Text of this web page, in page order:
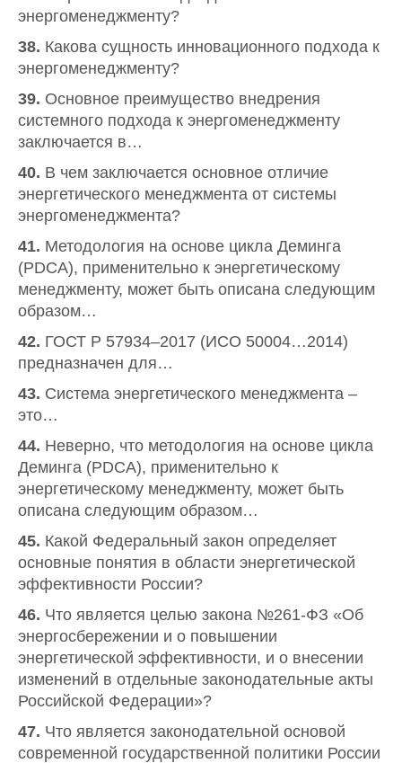
энергоменеджменту?
38. Какова сущность инновационного подхода к
энергоменеджменту?
39. Основное преимущество внедрения
системного подхода к энергоменеджменту
заключается в…
40. В чем заключается основное отличие
энергетического менеджмента от системы
энергоменеджмента?
41. Методология на основе цикла Деминга
(PDCA), применительно к энергетическому
менеджменту, может быть описана следующим
образом…
42. ГОСТ Р 57934–2017 (ИСО 50004…2014)
предназначен для…
43. Система энергетического менеджмента –
это…
44. Неверно, что методология на основе цикла
Деминга (PDCA), применительно к
энергетическому менеджменту, может быть
описана следующим образом…
45. Какой Федеральный закон определяет
основные понятия в области энергетической
эффективности России?
46. Что является целью закона №261-ФЗ «Об
энергосбережении и о повышении
энергетической эффективности, и о внесении
изменений в отдельные законодательные акты
Российской Федерации»?
47. Что является законодательной основой
современной государственной политики России